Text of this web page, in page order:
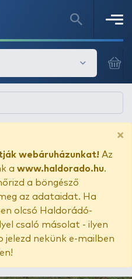
×
webáruházunkat! Az
a www.haldorado.hu.
a böngésző
az adataidat. Ha
olcsó Haldorádó-
csaló másolat - ilyen
jelezd nekünk e-mailben